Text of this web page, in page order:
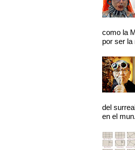
como la
por ser
del
en el